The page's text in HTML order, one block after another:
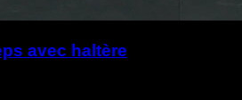
avec haltère